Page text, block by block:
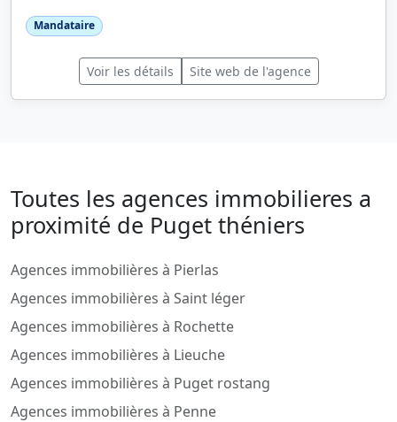
Mandataire
Voir les détails Site web de l'agence
Toutes les agences immobilieres a
proximité de Puget théniers
Agences immobilières à Pierlas
Agences immobilières à Saint léger
Agences immobilières à Rochette
Agences immobilières à Lieuche
Agences immobilières à Puget rostang
Agences immobilières à Penne